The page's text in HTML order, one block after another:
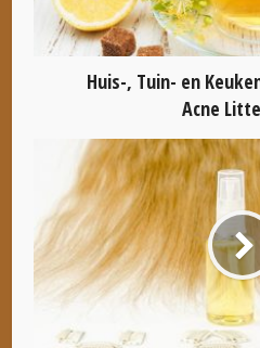
Huis-, Tuin- en
Acne